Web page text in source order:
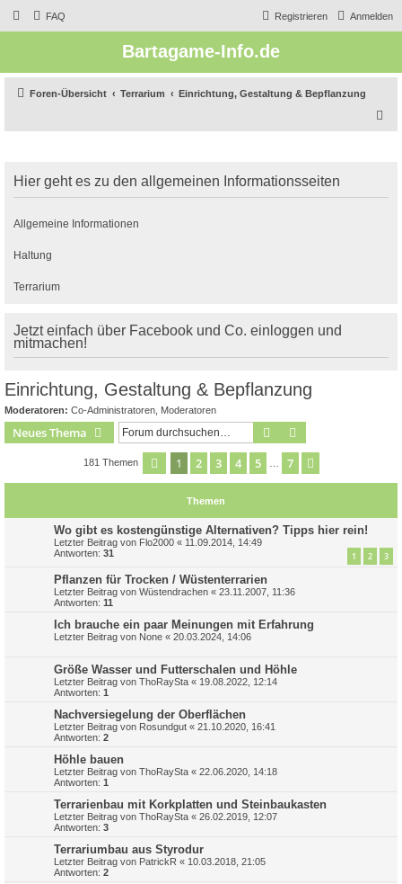
FAQ Anmelden
Registrieren
Bartagame-Info.de
Foren-Übersicht Terrarium
Einrichtung, Gestaltung & Bepflanzung
e
Hier geht es zu den allgemeinen Informationsseiten
Allgemeine Informationen
Haltung
Terrarium
Jetzt einfach über Facebook und Co. einloggen und
mitmachen!
Einrichtung, Gestaltung & Bepflanzung
Moderatoren: Co-Administratoren Moderatoren
Neues Thema Suche
181 Themen Seite 1von
1 2 3 4 5 7
Themen
Wo gibt es kostengünstige Alternativen? Tipps hier rein!
Letzter Beitrag von Flo2000 « 11.09.2014, 14:49
Antworten: 31 1 2 3
Pflanzen für Trocken / Wüstenterrarien
Letzter Beitrag von Wüstendrachen « 23.11.2007, 11:36
Antworten: 11
Ich brauche ein paar Meinungen mit Erfahrung
Letzter Beitrag von None « 20.03.2024, 14:06
Größe Wasser und Futterschalen und Höhle
Letzter Beitrag von ThoRaySta « 19.08.2022, 12:14
Antworten: 1
Nachversiegelung der Oberflächen
Letzter Beitrag von Rosundgut « 21.10.2020, 16:41
Antworten: 2
Höhle bauen
Letzter Beitrag von ThoRaySta « 22.06.2020, 14:18
Antworten: 1
Terrarienbau mit Korkplatten und Steinbaukasten
Letzter Beitrag von ThoRaySta « 26.02.2019, 12:07
Antworten: 3
Terrariumbau aus Styrodur
Letzter Beitrag von PatrickR « 10.03.2018, 21:05
Antworten: 2